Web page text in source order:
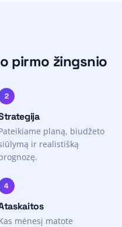
pirmo žingsnio
2
planą, biudžeto
ir realistišką
4
mėnesį matote